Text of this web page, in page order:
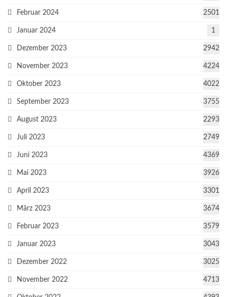
Februar 2024 2501
Januar 2024 1
Dezember 2023 2942
November 2023 4224
Oktober 2023 4022
September 2023 3755
August 2023 2293
Juli 2023 2749
Juni 2023 4369
Mai 2023 3926
April 2023 3301
März 2023 3674
Februar 2023 3579
Januar 2023 3043
Dezember 2022 3025
November 2022 4713